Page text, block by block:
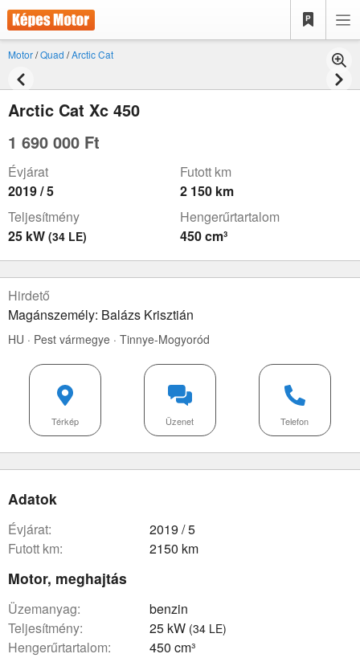
Motor/Quad /Arctic Cat
Arctic Cat Xc 450
1 690 000 Ft
Évjárat
2019 / 5
Futott km
2 150 km
Teljesítmény
25 kW (34 LE)
Hengerűrtartalom
450 cm³
Hirdető
Magánszemély: Balázs Krisztián
HU · Pest vármegye · Tinnye-Mogyoród
Telefon
Üzenet
Térkép
Adatok
évjárat:
2019 / 5
futott km:
2150 km
Motor, meghajtás
üzemanyag:
benzin
teljesítmény:
25 kW (34 LE)
hengerűrtartalom: 450 cm³